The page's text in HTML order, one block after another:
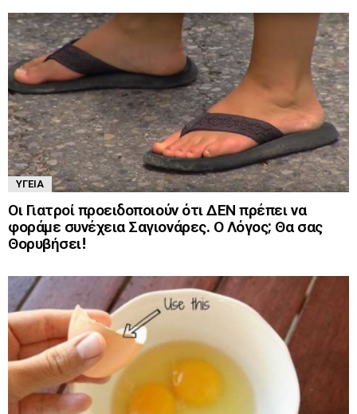
ΥΓΕΊΑ
Οι Γιατροί προειδοποιούν ότι ΔΕΝ πρέπει να
φοράμε συνέχεια Σαγιονάρες. Ο Λόγος; Θα σας
Θορυβήσει!